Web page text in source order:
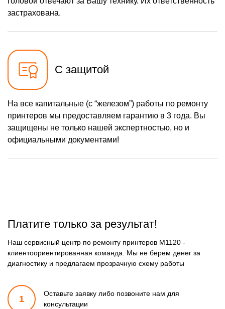
застрахована.
С защитой
На все капитальные (с “железом”) работы по ремонту
принтеров мы предоставляем гарантию в 3 года. Вы
защищены не только нашей экспертностью, но и
официальными документами!
Платите только за результат!
Наш сервисный центр по ремонту принтеров M1120 -
клиентоориентированная команда. Мы не берем денег за
диагностику и предлагаем прозрачную схему работы
1
Оставьте заявку либо позвоните нам для
консультации